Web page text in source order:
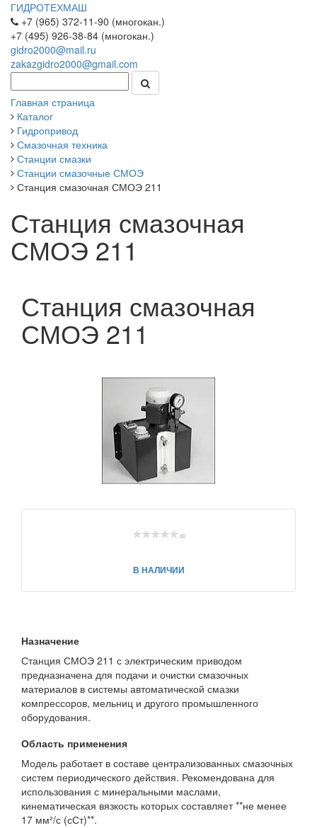
ГИДРОТЕХМАШ
+7 (965) 372-11-90 (многокан.)
+7 (495) 926-38-84 (многокан.)
gidro2000@mail.ru
zakazgidro2000@gmail.com
Главная страница
Каталог
Гидропривод
Смазочная техника
Станции смазки
Станции смазочные СМОЭ
Станция смазочная СМОЭ 211
Станция смазочная
СМОЭ 211
Станция смазочная
СМОЭ 211
(0)
В НАЛИЧИИ
Назначение
Станция СМОЭ 211 с электрическим приводом
предназначена для подачи и очистки смазочных
материалов в системы автоматической смазки
компрессоров, мельниц и другого промышленного
оборудования.
Область применения
Модель работает в составе централизованных смазочных
систем периодического действия. Рекомендована для
использования с минеральными маслами,
кинематическая вязкость которых составляет **не менее
17 мм²/с (сСт)**.